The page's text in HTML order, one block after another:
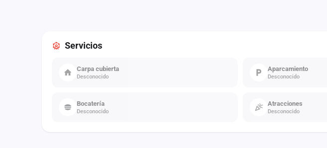
Servicios
Carpa cubierta
Desconocido
Aparcamiento
Desconocido
Bocatería
Desconocido
Atracciones
Desconocido